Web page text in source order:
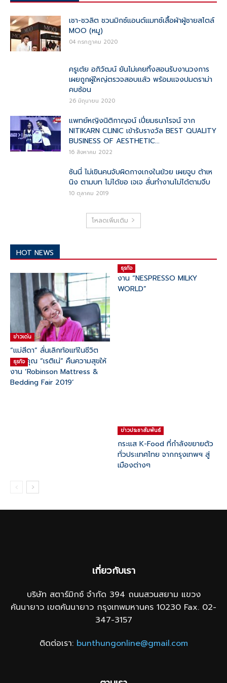
เชา-ชวลิต ชวนมิกซ์แอนด์แมทช์เสื้อผ้าผู้ชายสไตล์
MOO (หมู)
04 กรกฎาคม 2020
ครูเต้ย อภิวัฒน์ ยันไม่เคยทิ้งสอนรับงานวงการ
เผยถูกผู้ใหญ่ตรวจสอบแล้ว พร้อมแจงปมดราม่า
คบซ้อน
26 มิถุนายน 2020
แพทย์หญิงนิติกาญจน์ เปี่ยมธนาโรจน์ จาก
NITIKARN CLINIC เข้ารับรางวัล BEST QUALITY
BUSINESS OF AESTHETIC...
16 สิงหาคม 2022
ซันนี่ ไม่เขินคนจับผิดกางเกงในย้วย เผยจูบ ต้าเห
นิง ตามบท ไม่ได้ขอ เจเจ ลั่นทำงานไม่ได้ตามจีบ
10 ตุลาคม 2019
โหลดเพิ่มเติม
HOT NEWS
ข่าวเด่น
“แม่สีดา” ลั่นเลิกท้อแท้ในชีวิต
ขอบคุณ “เรติเน่” คืนความสุขให้
ธุรกิจ
งาน “NESPRESSO MILKY
WORLD”
ธุรกิจ
งาน ‘Robinson Mattress &
Bedding Fair 2019’
ข่าวประชาสัมพันธ์
กระแส K-Food ที่กำลังขยายตัว
ทั่วประเทศไทย จากกรุงเทพฯ สู่
เมืองต่างๆ
เกี่ยวกับเรา
บริษัท สตาร์มิกซ์ จำกัด 394 ถนนสวนสยาม แขวง
คันนายาว เขตคันนายาว กรุงเทพมหานคร 10230 Fax. 02-
347-3157
ติดต่อเรา: bunthungonline@gmail.com